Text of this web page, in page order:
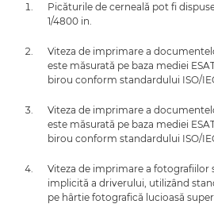
Picăturile de cerneală pot fi
1/4800 in.
Viteza de imprimare a
este măsurată pe baza mediei
birou conform standardului ISO/
Viteza de imprimare a
este măsurată pe baza mediei
birou conform standardului ISO/
Viteza de imprimare a fotografiilor
implicită a driverului, utilizând
pe hârtie fotografică lucioasă